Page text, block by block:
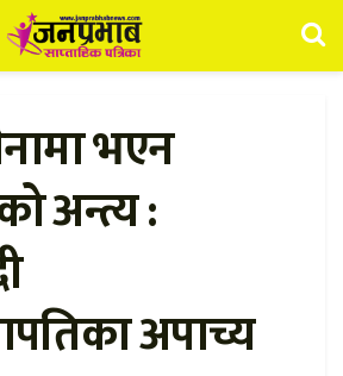
भएन
अन्त्य :
अपाच्य